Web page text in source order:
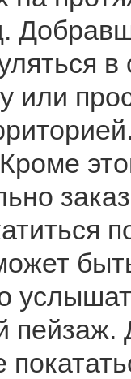
в
или
пейзаж.